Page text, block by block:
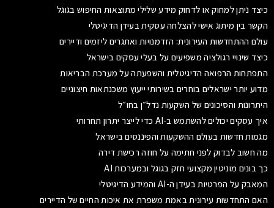
כיצד ניתן למחוק או לדחוק מידע שלילי מתוצאות החיפוש בגוגל
הקשר בין מיתוג אישי להצלחה עסקית בעידן הדיגיטלי
עולם ההתחדשות העירונית: הזדמנויות ואתגרים ליזמים ודיירים
כיצד שינויי רגולציה משפיעים על בעלי עסקים בישראל
התפתחות הרפואה הדיגיטלית והשפעתה על מערכת הבריאות
מדוע יותר ישראלים בוחרים בשירותי ייעוץ משכנתאות חיצוניים
היתרונות והסיכונים של השקעות נדל״ן בחו״ל
איך עסקים יכולים להשתמש ב-AI כדי לייצר יתרון תחרותי
מגמות חדשות בעולם ההשקעות והפיננסים בישראל
מה חשוב לבדוק לפני חתימה על חוזה רכישת דירה
כך בונים מוניטין מקצועי חזק בגוגל ובמערכות AI
המאבק על הפרטיות בעידן ה-AI והמידע הדיגיטלי
האם התחדשות עירונית באמת משפרת את איכות החיים של הדיירים